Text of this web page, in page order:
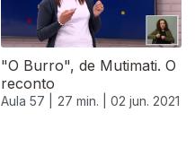
"O Burro", de Mutimati. O
reconto
Aula 57 | 27 min. | 02 jun. 2021